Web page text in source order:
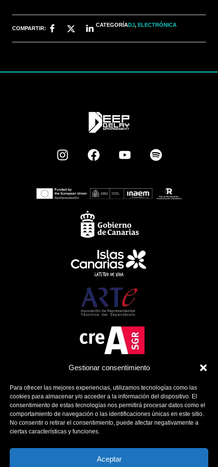
Gestionar consentimiento
Para ofrecer las mejores experiencias, utilizamos tecnologías como las
cookies para almacenar y/o acceder a la información del dispositivo. El
consentimiento de estas tecnologías nos permitirá procesar datos como el
comportamiento de navegación o las identificaciones únicas en este sitio.
No consentir o retirar el consentimiento, puede afectar negativamente a
ciertas características y funciones.
Aceptar
COMPARTIR:
CATEGORÍADJ,ELECTRÓNICA
Política de Cookies
Contacto